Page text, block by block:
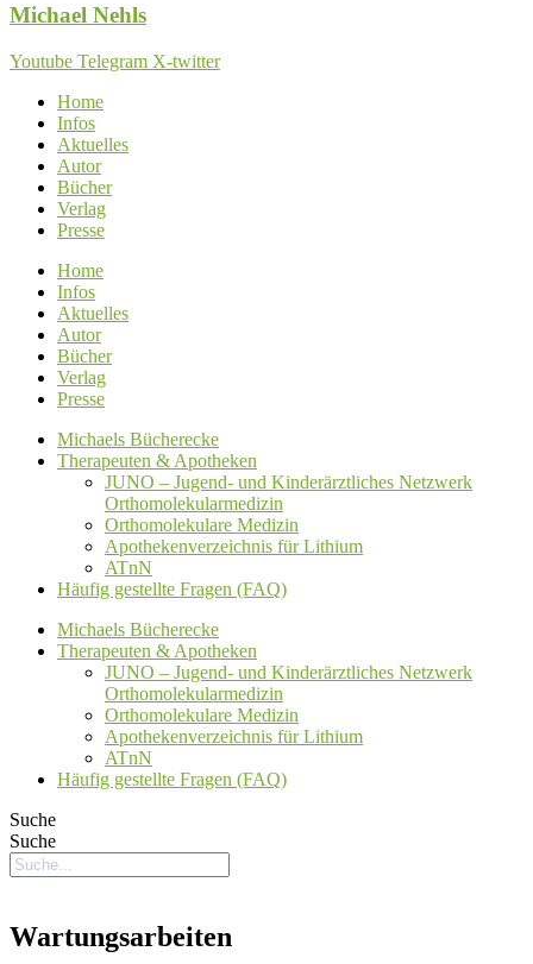
Michael Nehls
Youtube Telegram X-twitter
Home
Infos
Aktuelles
Autor
Bücher
Verlag
Presse
Home
Infos
Aktuelles
Autor
Bücher
Verlag
Presse
Michaels Bücherecke
Therapeuten & Apotheken
JUNO – Jugend- und Kinderärztliches Netzwerk
Orthomolekularmedizin
Orthomolekulare Medizin
Apothekenverzeichnis für Lithium
ATnN
Häufig gestellte Fragen (FAQ)
Michaels Bücherecke
Therapeuten & Apotheken
JUNO – Jugend- und Kinderärztliches Netzwerk
Orthomolekularmedizin
Orthomolekulare Medizin
Apothekenverzeichnis für Lithium
ATnN
Häufig gestellte Fragen (FAQ)
Suche
Suche
Wartungsarbeiten